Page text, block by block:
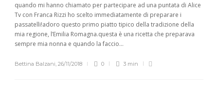
quando mi hanno chiamato per partecipare ad una puntata di Alice
Tv con Franca Rizzi ho scelto immediatamente di preparare i
passatelli!adoro questo primo piatto tipico della tradizione della
mia regione, l’Emilia Romagna.questa è una ricetta che preparava
sempre mia nonna e quando la faccio...
Bettina Balzani, 26/11/2018 0 3 min